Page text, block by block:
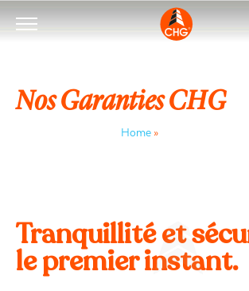
Nos Garanties CHG
Home »
Tranquillité et
le premier instant.